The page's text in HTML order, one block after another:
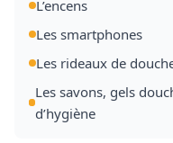
L’encens
Les smartphones
Les rideaux de
Les savons, gels
d’hygiène